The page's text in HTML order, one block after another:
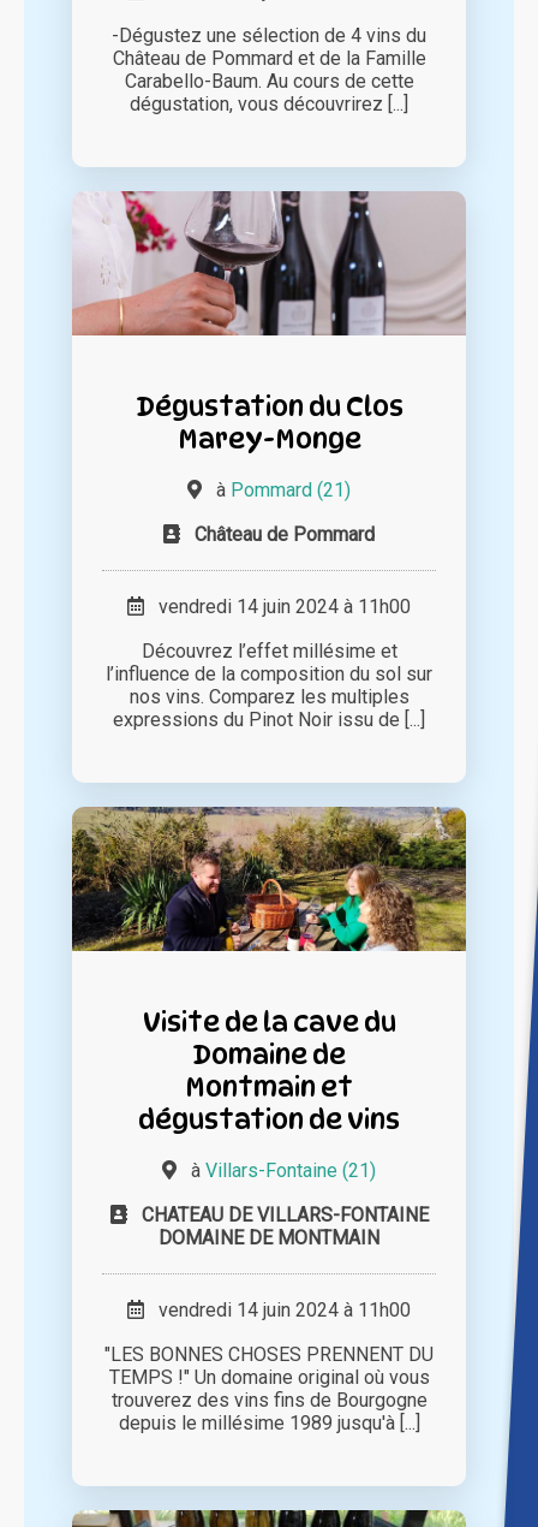
-Dégustez une sélection de 4 vins du
Château de Pommard et de la Famille
Carabello-Baum. Au cours de cette
dégustation, vous découvrirez [...]
Dégustation du Clos
Marey-Monge
à Pommard (21)
Château de Pommard
vendredi 14 juin 2024 à 11h00
Découvrez l’effet millésime et
l’influence de la composition du sol sur
nos vins. Comparez les multiples
expressions du Pinot Noir issu de [...]
Visite de la cave du
Domaine de
Montmain et
dégustation de vins
à Villars-Fontaine (21)
CHATEAU DE VILLARS-FONTAINE
DOMAINE DE MONTMAIN
vendredi 14 juin 2024 à 11h00
"LES BONNES CHOSES PRENNENT DU
TEMPS !" Un domaine original où vous
trouverez des vins fins de Bourgogne
depuis le millésime 1989 jusqu'à [...]